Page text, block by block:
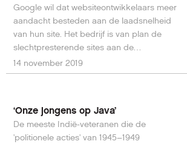
Google wil dat websiteontwikkelaars meer
aandacht besteden aan de laadsnelheid
van hun site. Het bedrijf is van plan de
slechtpresterende sites aan de
schandpaal te nagelen en de
goedpresterende sites te belonen met een
14 november 2019
‘Onze jongens op Java’
De meeste Indië-veteranen die de
'politionele acties' van 1945–1949